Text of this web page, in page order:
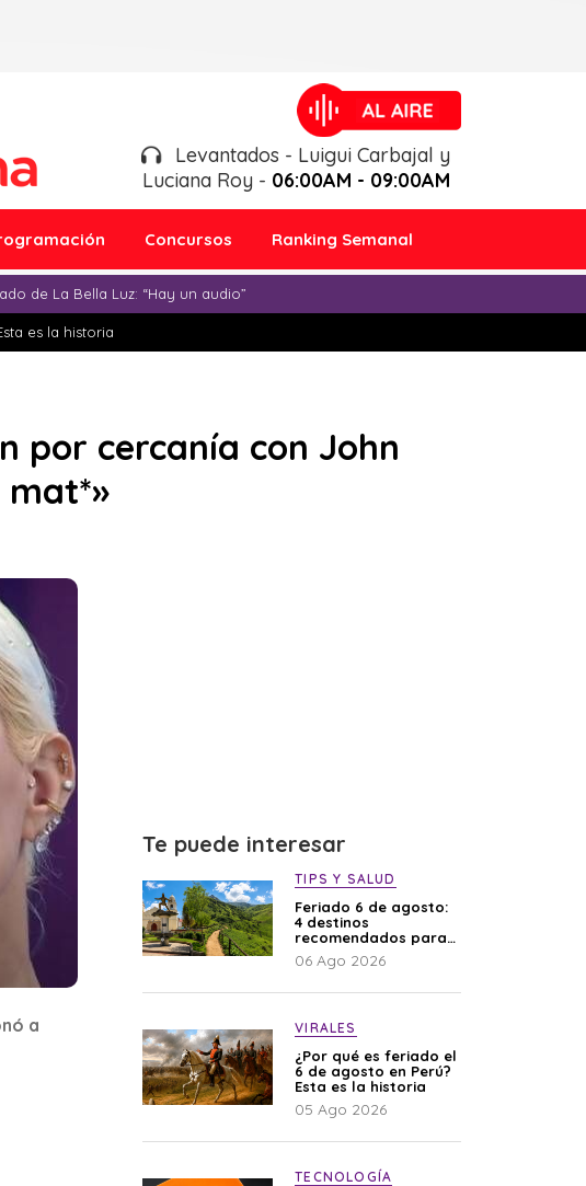
Levantados - Luigui Carbajal y
Luciana Roy - 06:00AM - 09:00AM
Concursos Ranking Semanal
de La Bella Luz: “Hay un audio”
es la historia
por cercanía con John
mat*»
a
Te puede interesar
TIPS Y SALUD
Feriado 6 de agosto:
4 destinos
recomendados para
disfrutar el descanso
06 Ago 2026
VIRALES
¿Por qué es feriado el
6 de agosto en Perú?
Esta es la historia
05 Ago 2026
TECNOLOGÍA